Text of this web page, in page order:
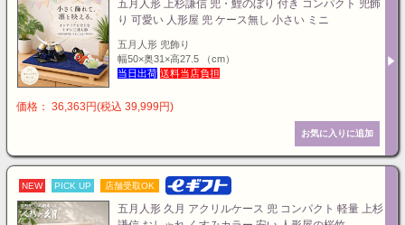
五月人形 上杉謙信 兜・鯉のぼり 付き コンパクト 兜飾
り 可愛い 人形屋 兜 ケース無し 小さい ミニ
五月人形 兜飾り
幅50×奥31×高27.5 （cm）
当日出荷 送料当店負担
価格： 36,363円(税込 39,999円)
NEW PICK UP 店舗受取OK
五月人形 久月 アクリルケース 兜 コンパクト 軽量 上杉